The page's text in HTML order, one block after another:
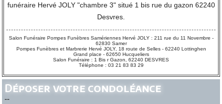
funéraire Hervé JOLY "chambre 3" situé 1 bis rue du gazon 62240
Desvres.
Salon Funéraire Pompes Funèbres Samériennes Hervé JOLY : 211 rue du 11 Novembre -
62830 Samer
Pompes Funèbres et Marbrerie Hervé JOLY, 18 route de Selles - 62240 Lottinghen
Grand place - 62650 Hucqueliers
Salon Funéraire : 1 Bis r Gazon, 62240 DESVRES
Téléphone : 03 21 83 83 29
Déposer votre condoléance
--